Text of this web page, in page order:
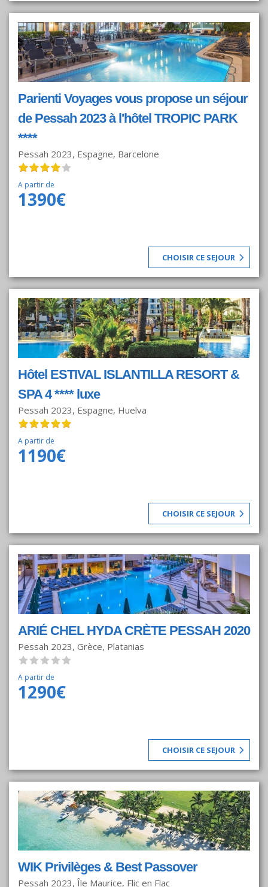
Parienti Voyages vous propose un séjour
de Pessah 2023 à l'hôtel TROPIC PARK
****
Pessah 2023, Espagne, Barcelone
A partir de
1390€
CHOISIR CE SEJOUR
Hôtel ESTIVAL ISLANTILLA RESORT &
SPA 4 **** luxe
Pessah 2023, Espagne, Huelva
A partir de
1190€
CHOISIR CE SEJOUR
ARIÉ CHEL HYDA CRÈTE PESSAH 2020
Pessah 2023, Grèce, Platanias
A partir de
1290€
CHOISIR CE SEJOUR
WIK Privilèges & Best Passover
Pessah 2023, Île Maurice, Flic en Flac